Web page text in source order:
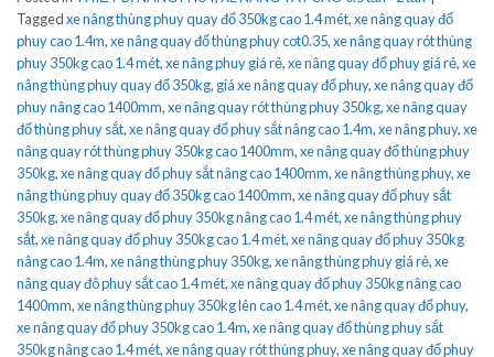
Taggedxe nâng thùng phuy quay đổ 350kg cao 1.4 mét,xe nâng quay đổ
phuy cao 1.4m,xe nâng quay đổ thùng phuy cot0.35,xe nâng quay rót thùng
phuy 350kg cao 1.4 mét,xe nâng phuy giá rẻ,xe nâng quay đổ phuy giá rẻ,xe
nâng thùng phuy quay đổ 350kg, giá xe nâng quay đổ phuy,xe nâng quay đổ
phuy nâng cao 1400mm,xe nâng quay rót thùng phuy 350kg,xe nâng quay
đổ thùng phuy sắt,xe nâng quay đổ phuy sắt nâng cao 1.4m,xe nâng phuy,xe
nâng quay rót thùng phuy 350kg cao 1400mm,xe nâng quay đổ thùng phuy
350kg,xe nâng quay đổ phuy sắt nâng cao 1400mm,xe nâng thùng phuy,xe
nâng thùng phuy quay đổ 350kg cao 1400mm,xe nâng quay đổ phuy sắt
350kg,xe nâng quay đổ phuy 350kg nâng cao 1.4 mét,xe nâng thùng phuy
sắt,xe nâng quay đổ phuy 350kg cao 1.4 mét,xe nâng quay đổ phuy 350kg
nâng cao 1.4m,xe nâng thùng phuy 350kg,xe nâng thùng phuy giá rẻ,xe
nâng quay đô phuy sắt cao 1.4 mét,xe nâng quay đổ phuy 350kg nâng cao
1400mm,xe nâng thùng phuy 350kg lên cao 1.4 mét,xe nâng quay đổ phuy,
xe nâng quay đổ phuy 350kg cao 1.4m,xe nâng quay đổ thùng phuy sắt
350kg nâng cao 1.4 mét,xe nâng quay rót thùng phuy,xe nâng quay đổ phuy